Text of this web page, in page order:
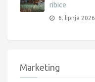
ribice
6. lipnja 2026.
Marketing